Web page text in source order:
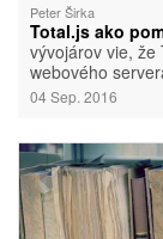
Peter Širka
Total.js ako
vývojárov vie,
webového
04 Sep. 2016